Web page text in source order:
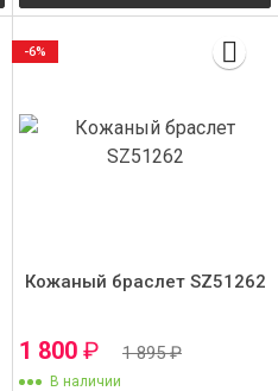
Кожаный браслет SZ51262
1 800 ₽ 1 895₽
В наличии
-6%